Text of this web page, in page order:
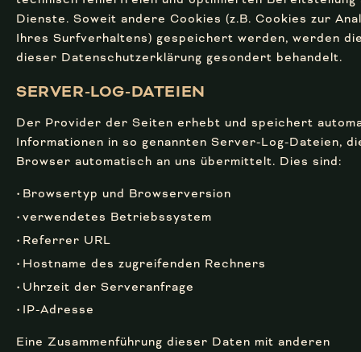
Dienste. Soweit andere Cookies (z.B. Cookies zur
Ihres Surfverhaltens) gespeichert werden, werden
dieser Datenschutzerklärung gesondert behandelt.
SERVER-LOG-DATEIEN
Der Provider der Seiten erhebt und speichert
Informationen in so genannten Server-Log-Dateien,
Browser automatisch an uns übermittelt. Dies sind:
Browsertyp und Browserversion
verwendetes Betriebssystem
Referrer URL
Hostname des zugreifenden Rechners
Uhrzeit der Serveranfrage
IP-Adresse
Eine Zusammenführung dieser Daten mit anderen